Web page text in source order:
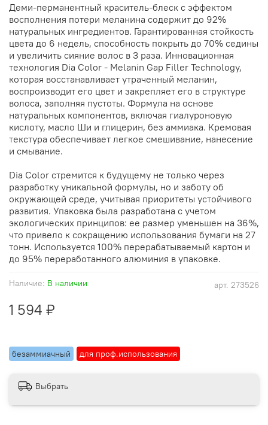
арт. 273526
Наличие: В наличии
безаммиачный для проф.использования
1 594 ₽
Деми-перманентный краситель-блеск с эффектом
восполнения потери меланина содержит до 92%
натуральных ингредиентов. Гарантированная стойкость
цвета до 6 недель, способность покрыть до 70% седины
и увеличить сияние волос в 3 раза. Инновационная
технология Dia Color - Melanin Gap Filler Technology,
которая восстанавливает утраченный меланин,
воспроизводит его цвет и закрепляет его в структуре
волоса, заполняя пустоты. Формула на основе
натуральных компонентов, включая гиалуроновую
кислоту, масло Ши и глицерин, без аммиака. Кремовая
текстура обеспечивает легкое смешивание, нанесение
и смывание.
Dia Color стремится к будущему не только через
разработку уникальной формулы, но и заботу об
окружающей среде, учитывая приоритеты устойчивого
развития. Упаковка была разработана с учетом
экологических принципов: ее размер уменьшен на 36%,
что привело к сокращению использования бумаги на 27
тонн. Используется 100% перерабатываемый картон и
до 95% переработанного алюминия в упаковке.
Выбрать